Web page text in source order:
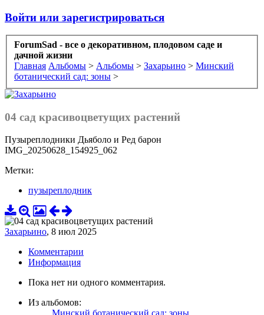
Войти или зарегистрироваться
ForumSad - все о декоративном, плодовом саде и
дачной жизни
Главная Альбомы > Альбомы > Захарьино > Минский
ботанический сад: зоны >
04 сад красивоцветущих растений
Пузыреплодники Дьяболо и Ред барон
IMG_20250628_154925_062
Метки:
пузыреплодник
Захарьино, 8 июл 2025
Комментарии
Информация
Пока нет ни одного комментария.
Из альбомов: